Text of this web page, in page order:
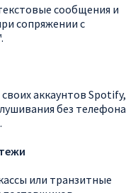
сообщения и
сопряжении с
аккаунтов Spotify,
без телефона
или транзитные